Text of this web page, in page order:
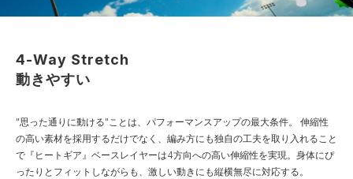
4-Way Stretch
動きやすい
"思った通りに動ける"ことは、パフォーマンスアップの最大条件。
伸縮性
の高い素材を採用するだけでなく、編み方にも独自の工夫を取り入れること
で『ヒートギア』ベースレイヤーは4方向への高い伸縮性を実現。身体にぴ
ったりとフィットしながらも、激しい動きにも縦横無尽に対応する。